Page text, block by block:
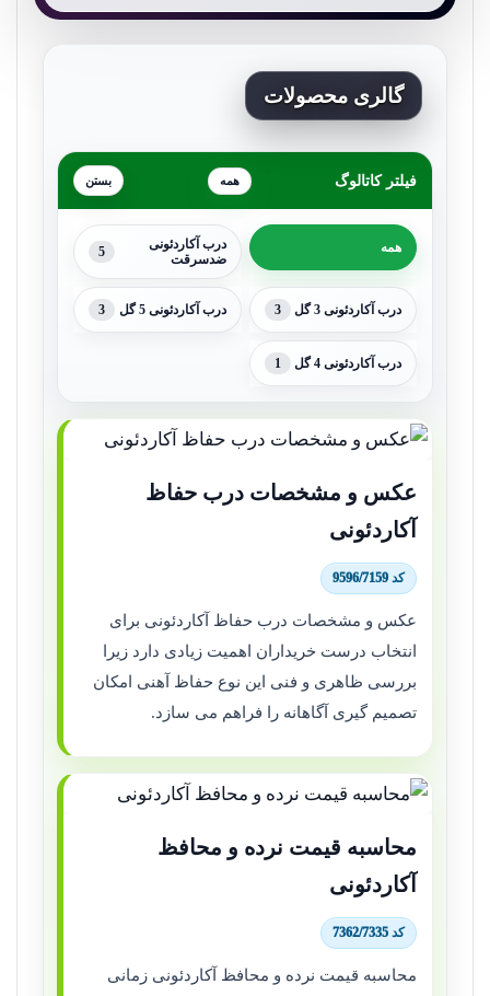
گالری محصولات
فیلتر کاتالوگ همه
همه
درب آکاردئونی
ضدسرقت
5
درب آکاردئونی 3 گل 3 درب آکاردئونی 5 گل 3
درب آکاردئونی 4 گل 1
عکس و مشخصات درب حفاظ
آکاردئونی
کد 9596/7159
عکس و مشخصات درب حفاظ آکاردئونی برای
انتخاب درست خریداران اهمیت زیادی دارد زیرا
بررسی ظاهری و فنی این نوع حفاظ آهنی امکان
تصمیم گیری آگاهانه را فراهم می سازد.
محاسبه قیمت نرده و محافظ
آکاردئونی
کد 7362/7335
محاسبه قیمت نرده و محافظ آکاردئونی زمانی